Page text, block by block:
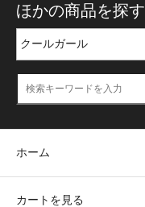
ほかの商品を探す
ホーム
カートを見る